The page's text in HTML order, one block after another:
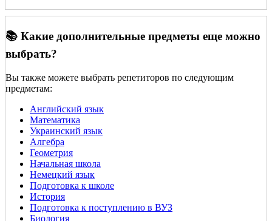
📚 Какие дополнительные предметы еще можно
выбрать?
Вы также можете выбрать репетиторов по следующим
предметам:
Английский язык
Математика
Украинский язык
Алгебра
Геометрия
Начальная школа
Немецкий язык
Подготовка к школе
История
Подготовка к поступлению в ВУЗ
Биология